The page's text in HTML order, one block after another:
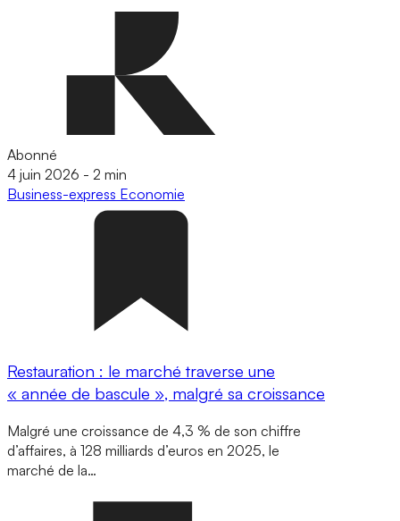
Abonné
4 juin 2026 - 2 min
Business-express Economie
Restauration : le marché traverse une
« année de bascule », malgré sa croissance
Malgré une croissance de 4,3 % de son chiffre
d’affaires, à 128 milliards d’euros en 2025, le
marché de la…